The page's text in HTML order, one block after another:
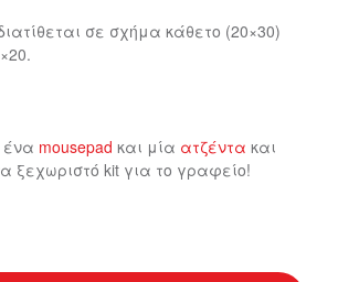
σε σχήμα κάθετο (20×30)
ένα mousepad και μία ατζέντα και
ξεχωριστό kit για το γραφείο!